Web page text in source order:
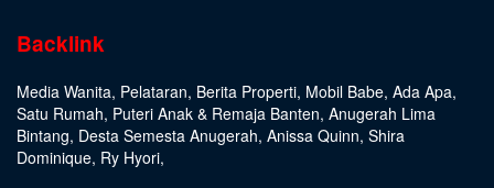
Backlink
Media Wanita, Pelataran, Berita Properti, Mobil Babe, Ada Apa,
Satu Rumah, Puteri Anak & Remaja Banten, Anugerah Lima
Bintang, Desta Semesta Anugerah, Anissa Quinn, Shira
Dominique, Ry Hyori,